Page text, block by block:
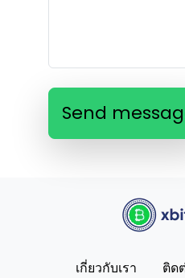
Send
เกี่ยวกับเรา ติด